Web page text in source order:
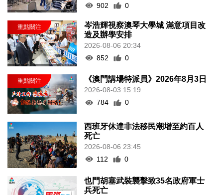
902 0
岑浩輝視察澳琴大學城 滿意項目改
造及辦學安排
2026-08-06 20:34
852
0
《澳門講場特派員》2026年8月3日
2026-08-03 15:19
784
0
西班牙休達非法移民潮增至約百人
死亡
2026-08-06 23:45
112
0
也門胡塞武裝襲擊致35名政府軍士
兵死亡